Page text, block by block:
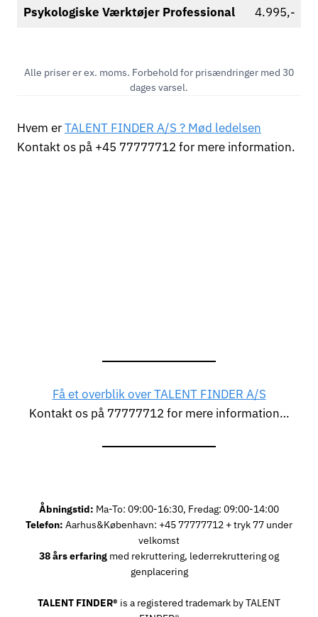
Psykologiske VærktøjerProfessional 4.995,-
Alle priser er ex. moms. Forbehold for prisændringer med 30
dages varsel.
Hvem erTALENT FINDER A/S ? Mød ledelsen
Kontakt os på +45 77777712 for mere information.
Få et overblik over TALENT FINDER A/S
Kontakt os på 77777712 for mere information…
Åbningstid: Ma-To: 09:00-16:30, Fredag: 09:00-14:00
Telefon: Aarhus&København: +45 77777712 + tryk 77 under
velkomst
38 års erfaring med rekruttering, lederrekruttering og
genplacering
TALENT FINDER® is a registered trademark by TALENT